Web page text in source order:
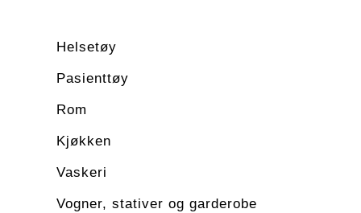
Helsetøy
Pasienttøy
Rom
Kjøkken
Vaskeri
Vogner, stativer og garderobe